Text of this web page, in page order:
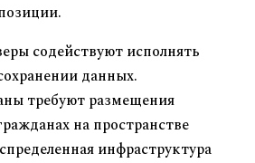
содействуют исполнять
данных.
требуют размещения
на пространстве
инфраструктура